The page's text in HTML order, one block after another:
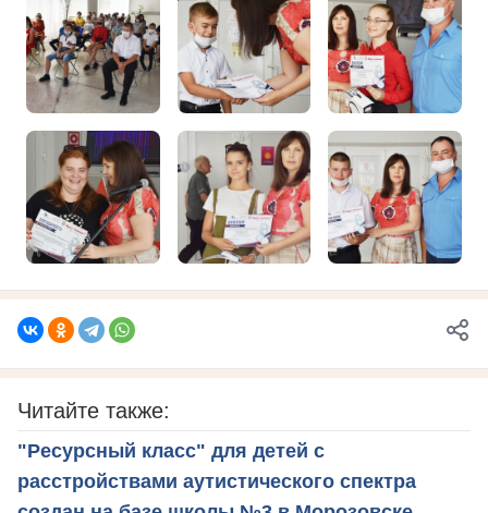
Читайте также:
"Ресурсный класс" для детей с
расстройствами аутистического спектра